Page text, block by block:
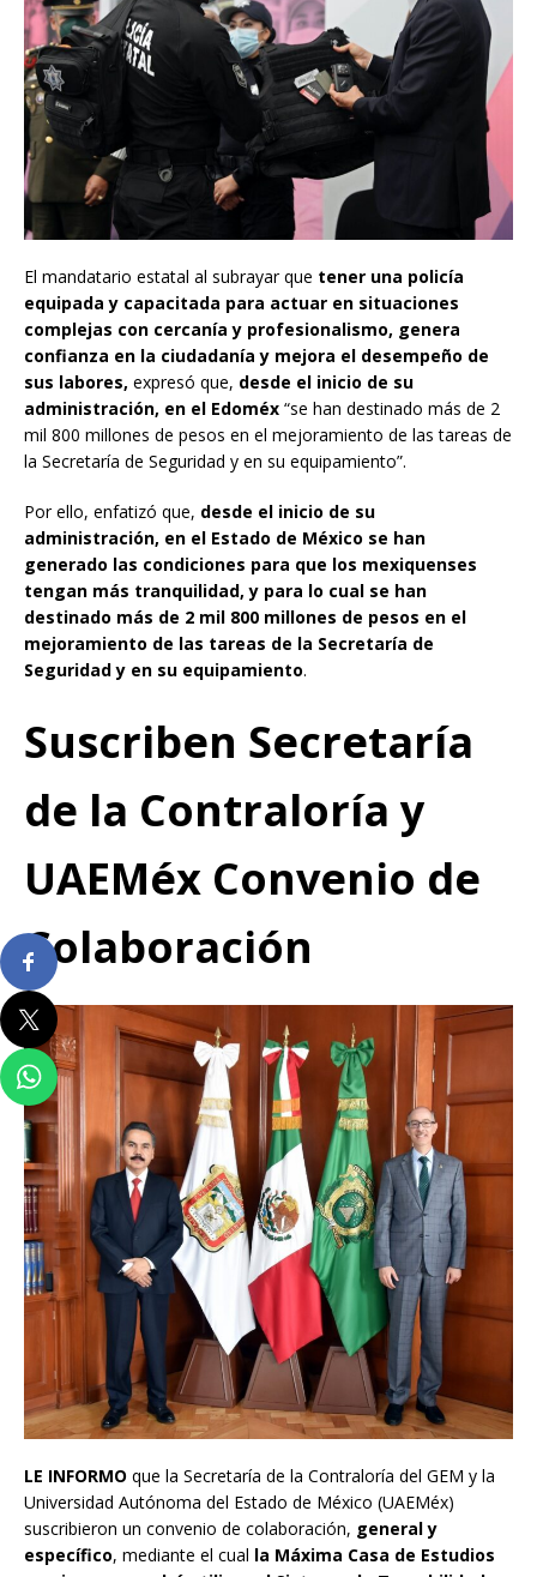
El mandatario estatal al subrayar que tener una policía
equipada y capacitada para actuar en situaciones
complejas con cercanía y profesionalismo, genera
confianza en la ciudadanía y mejora el desempeño de
sus labores, expresó que, desde el inicio de su
administración, en el Edoméx “se han destinado más de 2
mil 800 millones de pesos en el mejoramiento de las tareas de
la Secretaría de Seguridad y en su equipamiento”.
Por ello, enfatizó que, desde el inicio de su
administración, en el Estado de México se han
generado las condiciones para que los mexiquenses
tengan más tranquilidad, y para lo cual se han
destinado más de 2 mil 800 millones de pesos en el
mejoramiento de las tareas de la Secretaría de
Seguridad y en su equipamiento.
Suscriben Secretaría
de la Contraloría y
UAEMéx Convenio de
Colaboración
LE INFORMO que la Secretaría de la Contraloría del GEM y la
Universidad Autónoma del Estado de México (UAEMéx)
suscribieron un convenio de colaboración, general y
específico, mediante el cual la Máxima Casa de Estudios